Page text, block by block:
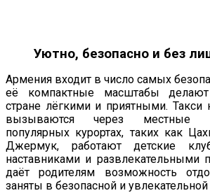
Уютно, безопасно и без
Армения входит в число самых
её компактные масштабы
стране лёгкими и приятными. Такси
вызываются через местные
популярных курортах, таких как
Джермук, работают детские
наставниками и развлекательными
даёт родителям возможность
заняты в безопасной и увлекательной